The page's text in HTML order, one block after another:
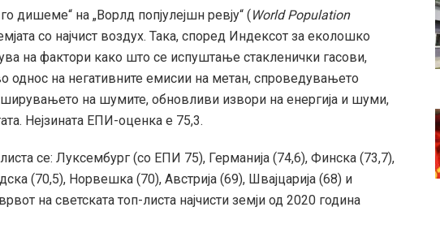
дишеме“ на „Ворлд попјулејшн ревју“ ( World Population
со најчист воздух. Така, според Индексот за еколошко
на фактори како што се испуштање стакленички гасови,
однос на негативните емисии на метан, спроведувањето
на шумите, обновливи извори на енергија и шуми,
Нејзината ЕПИ-оценка е 75,3.
се: Луксембург (со ЕПИ 75), Германија (74,6), Финска (73,7),
(70,5), Норвешка (70), Австрија (69), Швајцарија (68) и
на светската топ-листа најчисти земји од 2020 година